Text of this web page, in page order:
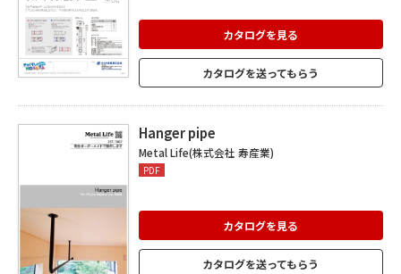
カタログを見る
カタログを送ってもらう
Hanger pipe
Metal Life(株式会社 寿産業)
PDF
カタログを見る
カタログを送ってもらう